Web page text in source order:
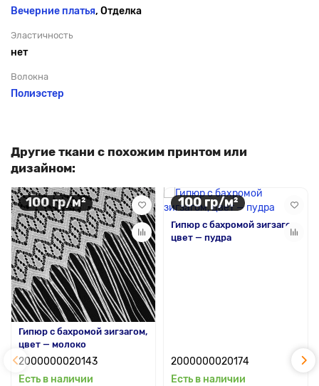
Вечерние платья, Отделка
Эластичность
нет
Волокна
Полиэстер
Другие ткани с похожим принтом или
дизайном:
100 гр/м²
Гипюр с бахромой зигзагом,
цвет — молоко
2000000020143
Есть в наличии
100 гр/м²
Гипюр с бахромой зигзагом,
цвет — пудра
2000000020174
Есть в наличии